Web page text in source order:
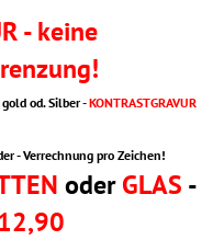
- keine
gold od. Silber-KONTRASTGRAVUR
- Verrechnung pro Zeichen!
oderGLAS -